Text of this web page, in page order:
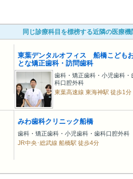
同じ診療科目を標榜する近隣の医療機
東葉デンタルオフィス 船橋こども
とな矯正歯科・訪問歯科
歯科・矯正歯科・小児歯科・
科口腔外科
東葉高速線 東海神駅 徒歩1分
みわ歯科クリニック船橋
歯科・矯正歯科・小児歯科・歯科口腔外科
JR中央･総武線 船橋駅 徒歩4分